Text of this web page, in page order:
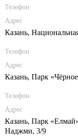
Адрес
Казань,
Телефон
Адрес
Казань, Парк
Телефон
Адрес
Казань, Парк
Наджми, 3/9
Телефон